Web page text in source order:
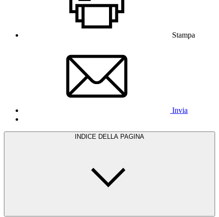
Stampa
Invia
INDICE DELLA PAGINA